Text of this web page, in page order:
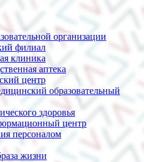
организации
филиал
клиника
аптека
центр
образовательный
здоровья
центр
персоналом
жизни